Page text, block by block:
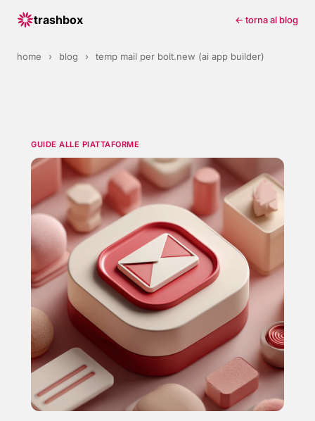
trashbox ← torna al blog
home › blog › temp mail per bolt.new (ai app builder)
GUIDE ALLE PIATTAFORME